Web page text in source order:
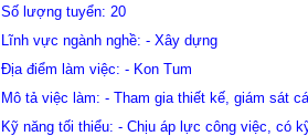
Số lượng tuyển: 20
Lĩnh vực ngành nghề: - Xây dựng
Địa điểm làm việc: - Kon Tum
Mô tả việc làm: - Tham gia thiết kế, giám sát
Kỹ năng tối thiểu: - Chịu áp lực công việc, có